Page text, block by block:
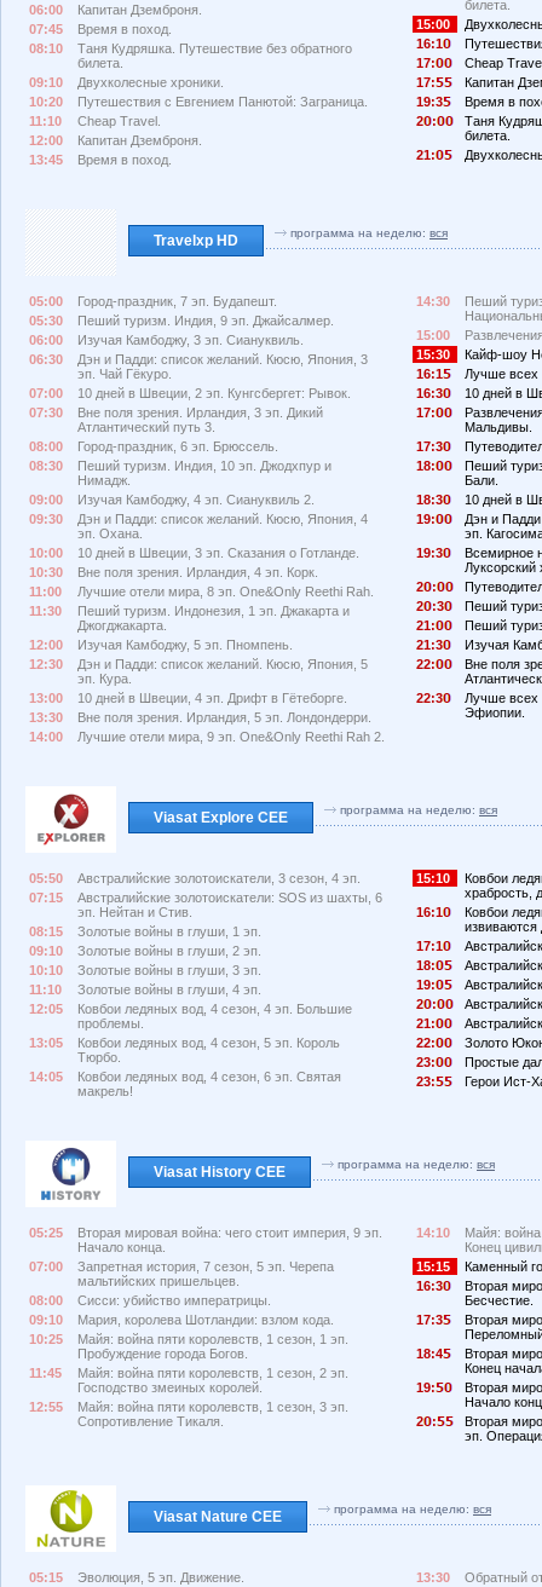
06:00
Капитан Дземброня.
07:45
Время в поход.
08:10
Таня Кудряшка. Путешествие без обратного
билета.
09:10
Двухколесные хроники.
10:20
Путешествия с Евгением Панютой: Заграница.
11:10
Cheap Travel.
12:00
Капитан Дземброня.
13:45
Время в поход.
билета.
15:00
16:1
17:
Cheap
17:
Капитан
19:3
Время в
2
:
Таня
билета.
21:
Travelxp HD программа на неделю: вся
05:00
Город-праздник, 7 эп. Будапешт.
05:30
Пеший туризм. Индия, 9 эп. Джайсалмер.
06:00
Изучая Камбоджу, 3 эп. Сиануквиль.
06:30
Дэн и Падди: список желаний. Кюсю, Япония, 3
эп. Чай Гёкуро.
07:00
10 дней в Швеции, 2 эп. Кунгсбергет: Рывок.
07:30
Вне поля зрения. Ирландия, 3 эп. Дикий
Атлантический путь 3.
08:00
Город-праздник, 6 эп. Брюссель.
08:30
Пеший туризм. Индия, 10 эп. Джодхпур и
Нимадж.
09:00
Изучая Камбоджу, 4 эп. Сиануквиль 2.
09:30
Дэн и Падди: список желаний. Кюсю, Япония, 4
эп. Охана.
10:00
10 дней в Швеции, 3 эп. Сказания о Готланде.
10:30
Вне поля зрения. Ирландия, 4 эп. Корк.
11:00
Лучшие отели мира, 8 эп. One&Only Reethi Rah.
11:30
Пеший туризм. Индонезия, 1 эп. Джакарта и
Джогджакарта.
12:00
Изучая Камбоджу, 5 эп. Пномпень.
12:30
Дэн и Падди: список желаний. Кюсю, Япония, 5
эп. Кура.
13:00
10 дней в Швеции, 4 эп. Дрифт в Гётеборге.
13:30
Вне поля зрения. Ирландия, 5 эп. Лондондерри.
14:00
Лучшие отели мира, 9 эп. One&Only Reethi Rah 2.
14:30
Пеший
15:00
15:30
Кайф-шоу
16:1
Лучше всех
16:3
10 дней в
17:
Мальдивы.
17:3
18:
Пеший
Бали.
18:3
10 дней в
19:
Дэн и
эп.
19:3
Всемирное
Луксорский
2
:
2
:3
Пеший
21:
Пеший
21:3
Изучая
22:
Вне поля
22:3
Лучше всех
Эфиопии.
Viasat Explore CEE программа на неделю: вся
05:50
Австралийские золотоискатели, 3 сезон, 4 эп.
07:15
Австралийские золотоискатели: SOS из шахты, 6
эп. Нейтан и Стив.
08:15
Золотые войны в глуши, 1 эп.
09:10
Золотые войны в глуши, 2 эп.
10:10
Золотые войны в глуши, 3 эп.
11:10
Золотые войны в глуши, 4 эп.
12:05
Ковбои ледяных вод, 4 сезон, 4 эп. Большие
проблемы.
13:05
Ковбои ледяных вод, 4 сезон, 5 эп. Король
Тюрбо.
14:05
Ковбои ледяных вод, 4 сезон, 6 эп. Святая
макрель!
15:10
Ковбои
храбрость,
16:1
Ковбои
извиваются
17:1
18:
19:
2
:
21:
22:
Золото
23:
Простые
23:
Герои Ист-
Viasat History CEE программа на неделю: вся
05:25
Вторая мировая война: чего стоит империя, 9 эп.
Начало конца.
07:00
Запретная история, 7 сезон, 5 эп. Черепа
мальтийских пришельцев.
08:00
Сисси: убийство императрицы.
09:10
Мария, королева Шотландии: взлом кода.
10:25
Майя: война пяти королевств, 1 сезон, 1 эп.
Пробуждение города Богов.
11:45
Майя: война пяти королевств, 1 сезон, 2 эп.
Господство змеиных королей.
12:55
Майя: война пяти королевств, 1 сезон, 3 эп.
Сопротивление Тикаля.
14:10
Майя: война
Конец
15:15
Каменный
16:3
Вторая
Бесчестие.
17:3
Вторая
18:4
Вторая
Конец
19:
Вторая
Начало
2
:
Вторая
эп.
Viasat Nature CEE программа на неделю: вся
05:15
Эволюция, 5 эп. Движение.
13:30
Обратный